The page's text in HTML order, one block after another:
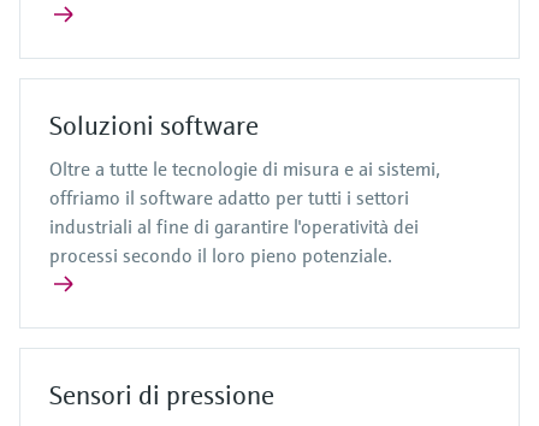
Soluzioni software
Oltre a tutte le tecnologie di misura e ai sistemi,
offriamo il software adatto per tutti i settori
industriali al fine di garantire l'operatività dei
processi secondo il loro pieno potenziale.
Sensori di pressione